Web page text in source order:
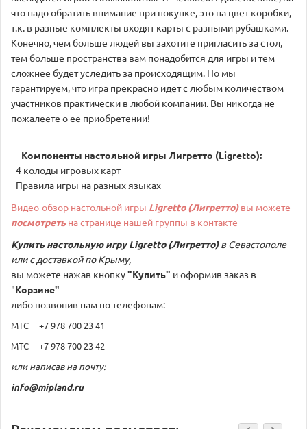
что надо обратить внимание при покупке, это на цвет коробки,
т.к. в разные комплекты входят карты с разными рубашками.
Конечно, чем больше людей вы захотите пригласить за стол,
тем больше пространства вам понадобится для игры и тем
сложнее будет уследить за происходящим. Но мы
гарантируем, что игра прекрасно идет с любым количеством
участников практически в любой компании. Вы никогда не
пожалеете о ее приобретении!
Компоненты настольной игры Лигретто (Ligretto):
- 4 колоды игровых карт
- Правила игры на разных языках
Видео-обзор настольной игры Ligretto(Лигретто)вы можете
посмотреть на странице нашей группы в контакте
Купить настольную игруLigretto (Лигретто) в Севастополе
или с доставкой по Крыму,
вы можете нажав кнопку"Купить" и оформив заказ в
"Корзине"
либо позвонив нам по телефонам:
МТС +7 978 700 23 41
МТС +7 978 700 23 42
или написав на почту:
info@mipland.ru